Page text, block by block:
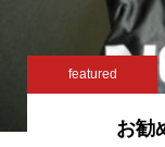
featured
お勧